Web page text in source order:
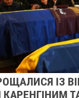
ІЗ
ТА